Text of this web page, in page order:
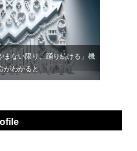
まない限り、踊り続ける」機
がわかると